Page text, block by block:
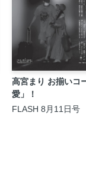
高宮まり お揃いコ
愛」！
FLASH 8月11日号